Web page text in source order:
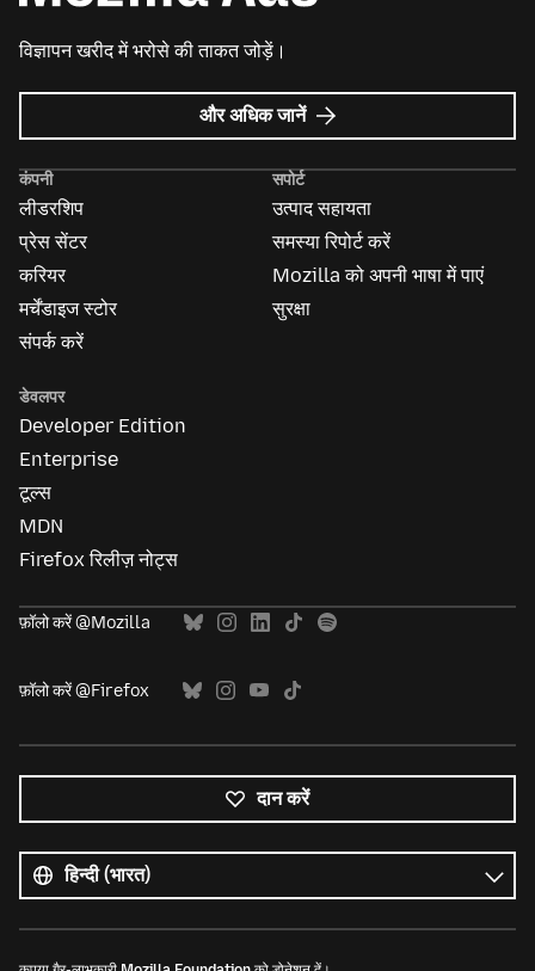
विज्ञापन खरीद में भरोसे की ताकत जोड़ें।
Mozilla
विज्ञापन
और अधिक जानें
कंपनी
लीडरशिप
प्रेस सेंटर
करियर
मर्चेंडाइज स्टोर
संपर्क करें
सपोर्ट
उत्पाद सहायता
समस्या रिपोर्ट करें
Mozilla को अपनी भाषा में पाएं
सुरक्षा
डेवलपर
Developer Edition
Enterprise
टूल्स
MDN
Firefox रिलीज़ नोट्स
फ़ॉलो करें @Mozilla
फ़ॉलो करें @Firefox
दान करें
भाषाएं
भाषा